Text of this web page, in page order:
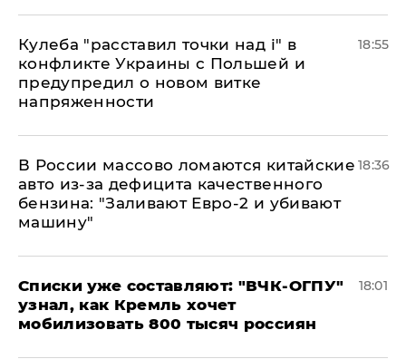
Кулеба "расставил точки над і" в
конфликте Украины с Польшей и
предупредил о новом витке
напряженности
18:55
В России массово ломаются китайские
авто из-за дефицита качественного
бензина: "Заливают Евро-2 и убивают
машину"
18:36
Списки уже составляют: "ВЧК-ОГПУ"
узнал, как Кремль хочет
мобилизовать 800 тысяч россиян
18:01